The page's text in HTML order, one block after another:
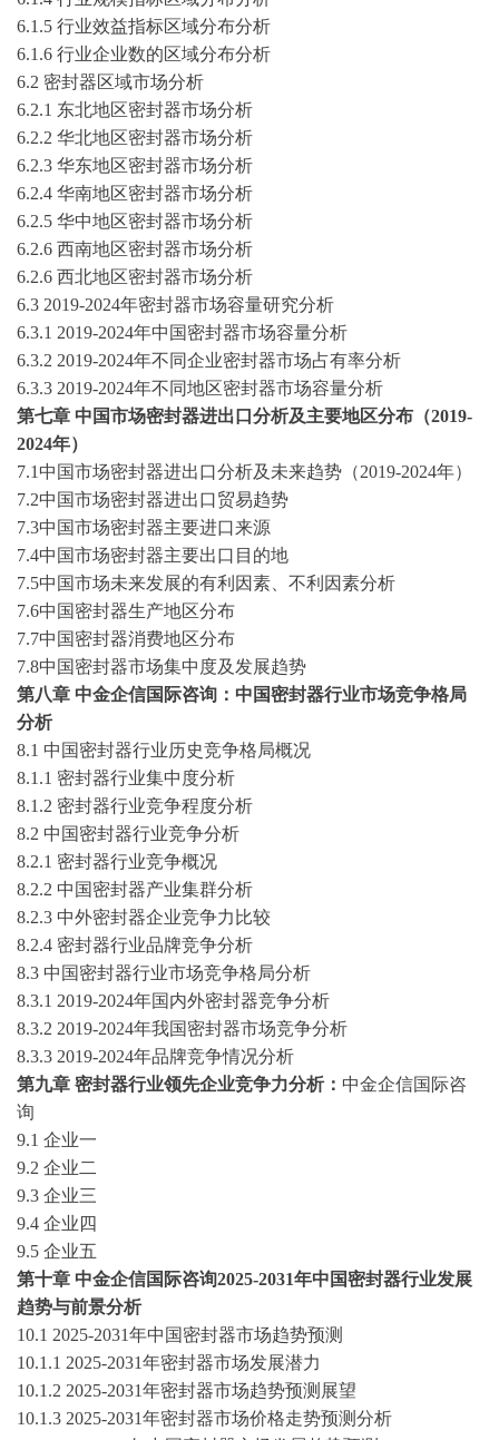
6.1.5 行业效益指标区域分布分析
6.1.6 行业企业数的区域分布分析
6.2 密封器区域市场分析
6.2.1 东北地区密封器市场分析
6.2.2 华北地区密封器市场分析
6.2.3 华东地区密封器市场分析
6.2.4 华南地区密封器市场分析
6.2.5 华中地区密封器市场分析
6.2.6 西南地区密封器市场分析
6.2.6 西北地区密封器市场分析
6.3 2019-2024年密封器市场容量研究分析
6.3.1 2019-2024年中国 密封器市场容量分析
6.3.2 2019-2024年不同企业密封器市场占有率分析
6.3.3 2019-2024年不同地区密封器市场容量分析
第七章 中国市场密封器进出口分析及主要地区分布 （2019-
2024年）
7.1 中国市场密封器进出口分析及未来趋势（2019-2024年）
7.2中国市场密封器进出口贸易趋势
7.3中国市场密封器主要进口来源
7.4中国市场密封器主要出口目的地
7.5中国市场未来发展的有利因素、不利因素分析
7.6中国 密封器生产地区分布
7.7中国 密封器消费地区分布
7.8中国 密封器市场集中度及发展趋势
第八章 中金企信国际咨询： 中国密封器行业市场竞争格局
分析
8.1 中国 密封器行业历史竞争格局概况
8.1.1 密封器行业集中度分析
8.1.2 密封器行业竞争程度分析
8.2 中国 密封器行业竞争分析
8.2.1 密封器行业竞争概况
8.2.2 中国 密封器产业集群分析
8.2.3 中外密封器企业竞争力比较
8.2.4 密封器行业品牌竞争分析
8.3 中国 密封器行业市场竞争格局分析
8.3.1 2019-2024年国内外密封器竞争分析
8.3.2 2019-2024年我国 密封器市场竞争分析
8.3.3 2019-2024年品牌竞争情况分析
第九章 密封器行业领先企业竞争力分析： 中金企信国际咨
询
9.1 企业一
9.2 企业二
9.3 企业三
9.4 企业四
9.5 企业五
第十章 中金企信国际咨询2025-2031年中国密封器行业发展
趋势与前景分析
10.1 2025-2031年中国 密封器市场趋势预测
10.1.1 2025-2031年密封器市场发展潜力
10.1.2 2025-2031年密封器市场趋势预测展望
10.1.3 2025-2031年密封器市场价格走势预测分析